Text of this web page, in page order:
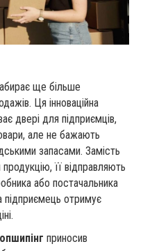
ще більше
Ця інноваційна
двері для підприємців,
але не бажають
запасами. Замість
її відправляють
або постачальника
підприємець отримує
приносив